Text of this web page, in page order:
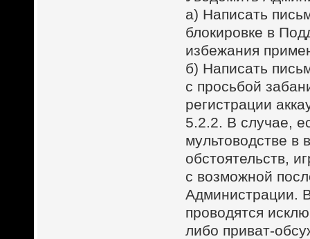
а) Написать
блокировке в
избежания
б) Написать
с просьбой
регистрации
5.2.2. В случае,
мультоводстве в
обстоятельств,
с возможной
Администрации.
проводятся
либо приват-